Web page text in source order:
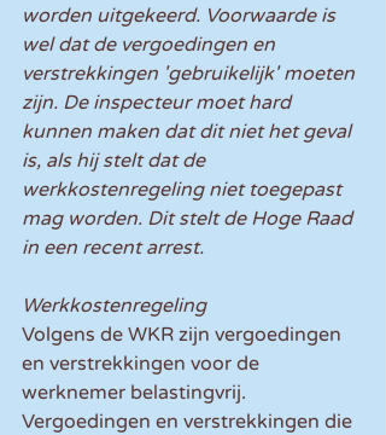
worden uitgekeerd. Voorwaarde is
wel dat de vergoedingen en
verstrekkingen 'gebruikelijk' moeten
zijn. De inspecteur moet hard
kunnen maken dat dit niet het geval
is, als hij stelt dat de
werkkostenregeling niet toegepast
mag worden. Dit stelt de Hoge Raad
in een recent arrest.
Werkkostenregeling
Volgens de WKR zijn vergoedingen
en verstrekkingen voor de
werknemer belastingvrij.
Vergoedingen en verstrekkingen die